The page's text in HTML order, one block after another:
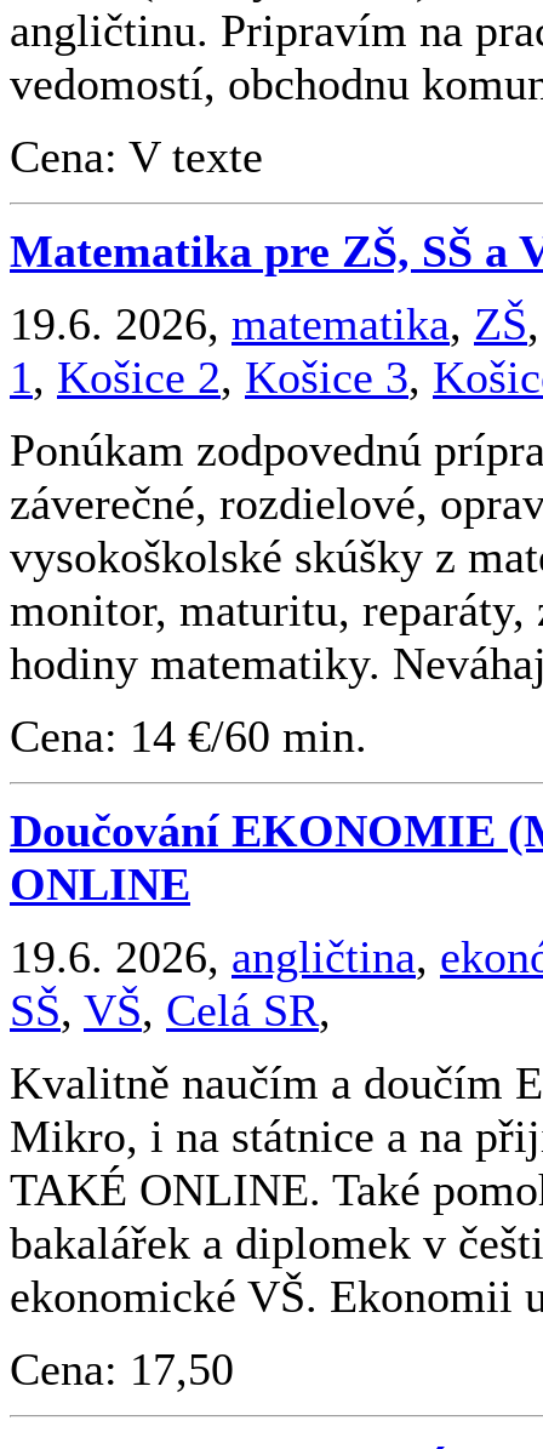
angličtinu. Pripravím na
vedomostí, obchodnu
Cena: V texte
Matematika pre ZŠ, SŠ a
19.6. 2026, matematika, ZŠ
1, Košice 2, Košice 3,
Ponúkam zodpovednú
záverečné, rozdielové,
vysokoškolské skúšky z
monitor, maturitu, reparáty,
hodiny matematiky.
Cena: 14 €/60 min.
Doučování EKONOMIE
ONLINE
19.6. 2026, angličtina,
SŠ, VŠ, Celá SR,
Kvalitně naučím a doučím
Mikro, i na státnice a na
TAKÉ ONLINE. Také
bakalářek a diplomek v
ekonomické VŠ. Ekonomii
Cena: 17,50